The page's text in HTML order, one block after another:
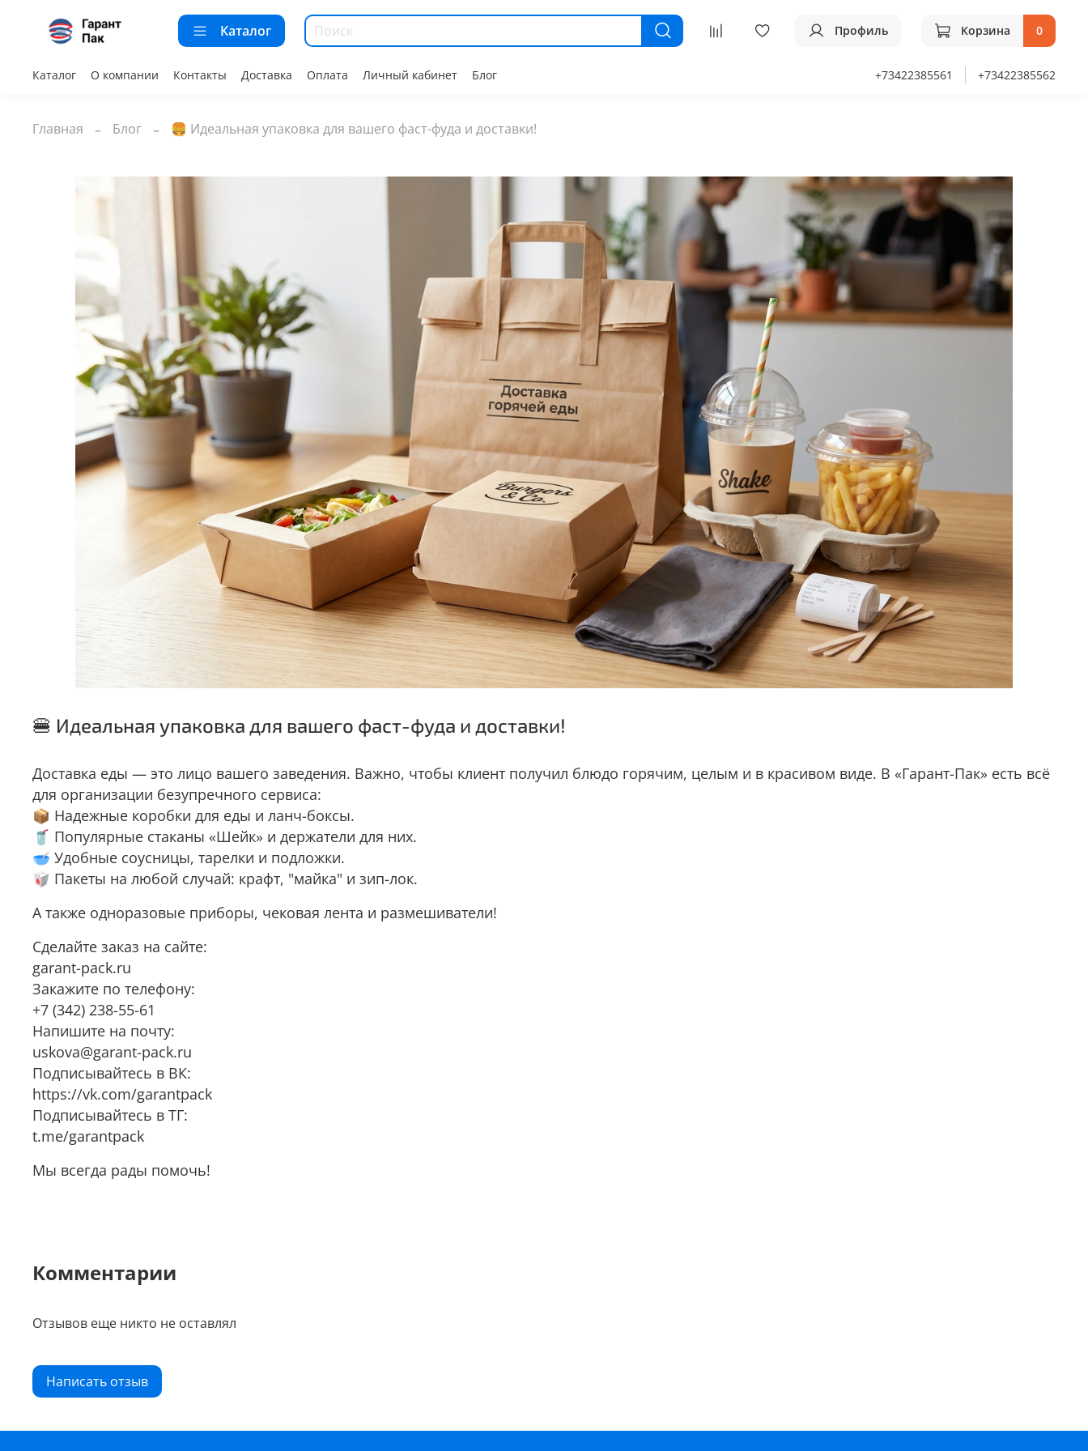
Каталог Профиль Корзина 0
Каталог О компании Контакты Доставка Оплата Личный кабинет Блог +73422385561 +73422385562
Главная Блог 🍔 Идеальная упаковка для вашего фаст-фуда и доставки!
🍔 Идеальная упаковка для вашего фаст-фуда и доставки!
Доставка еды — это лицо вашего заведения. Важно, чтобы клиент получил блюдо горячим, целым и в красивом виде. В «Гарант-Пак» есть всё
для организации безупречного сервиса:
📦 Надежные коробки для еды и ланч-боксы.
🥤 Популярные стаканы «Шейк» и держатели для них.
🥣 Удобные соусницы, тарелки и подложки.
🥡 Пакеты на любой случай: крафт, "майка" и зип-лок.
А также одноразовые приборы, чековая лента и размешиватели!
Сделайте заказ на сайте:
garant-pack.ru
Закажите по телефону:
+7 (342) 238-55-61
Напишите на почту:
uskova@garant-pack.ru
Подписывайтесь в ВК:
https://vk.com/garantpack
Подписывайтесь в ТГ:
t.me/garantpack
Мы всегда рады помочь!
Комментарии
Отзывов еще никто не оставлял
Написать отзыв